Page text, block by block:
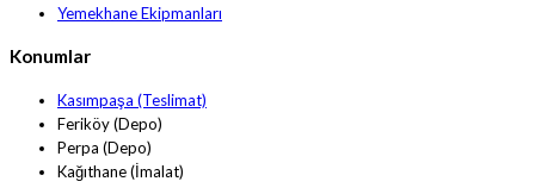
Yemekhane Ekipmanları
Konumlar
Kasımpaşa (Teslimat)
Feriköy (Depo)
Perpa (Depo)
Kağıthane (İmalat)